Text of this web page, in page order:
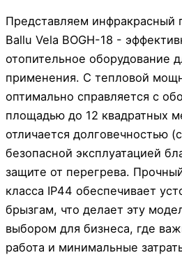
Представляем инфракрасный
Ballu Vela BOGH-18 -
отопительное оборудование
применения. С тепловой
оптимально справляется с
площадью до 12 квадратных
отличается долговечностью
безопасной эксплуатацией
защите от перегрева.
класса IP44 обеспечивает
брызгам, что делает эту
выбором для бизнеса, где
работа и минимальные